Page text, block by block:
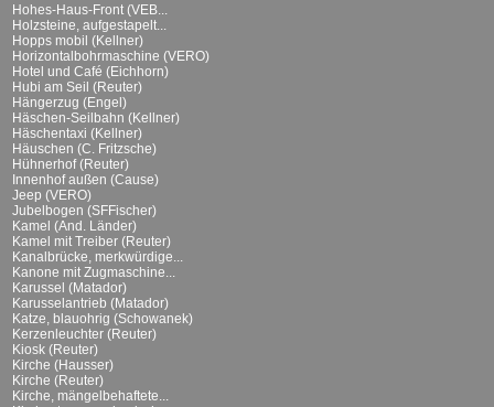
Hohes-Haus-Front (VEB...
Holzsteine, aufgestapelt...
Hopps mobil (Kellner)
Horizontalbohrmaschine (VERO)
Hotel und Café (Eichhorn)
Hubi am Seil (Reuter)
Hängerzug (Engel)
Häschen-Seilbahn (Kellner)
Häschentaxi (Kellner)
Häuschen (C. Fritzsche)
Hühnerhof (Reuter)
Innenhof außen (Cause)
Jeep (VERO)
Jubelbogen (SFFischer)
Kamel (And. Länder)
Kamel mit Treiber (Reuter)
Kanalbrücke, merkwürdige...
Kanone mit Zugmaschine...
Karussel (Matador)
Karusselantrieb (Matador)
Katze, blauohrig (Schowanek)
Kerzenleuchter (Reuter)
Kiosk (Reuter)
Kirche (Hausser)
Kirche (Reuter)
Kirche, mängelbehaftete...